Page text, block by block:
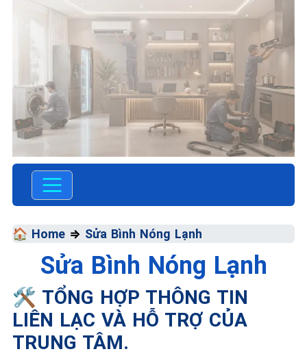
TRUNG TÂM BẢO HÀNH
ĐIỆN MÁY VN
BẢO HÀNH
Chất Lượng Tối Ưu - Giá
Thành Tối Thiểu - Dịch Vụ Tối
📞 09.663.898.33
🏠 Home ⇒ Sửa Bình Nóng Lạnh
Sửa Bình Nóng Lạnh
🛠️ TỔNG HỢP THÔNG TIN
LIÊN LẠC VÀ HỖ TRỢ CỦA
TRUNG TÂM.